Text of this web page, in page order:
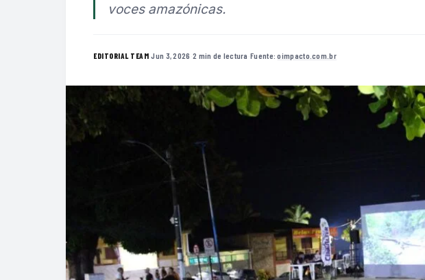
voces amazónicas.
EDITORIAL TEAM·Jun 3, 2026 ·2 min de lectura ·Fuente:oimpacto.com.br